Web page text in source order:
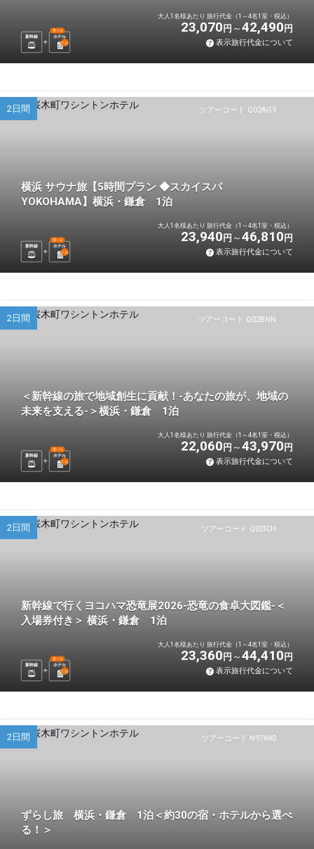
新幹線 ホテル
選べる
1 泊
大人1名様あたり 旅行代金（1～4名1室・税込）
23,070 円 42,490 円
表示旅行代金について
ツアーコード Q02AG9
2日間
横浜 サウナ旅【5時間プラン ◆スカイスパ
YOKOHAMA】横浜・鎌倉 1泊
新幹線 ホテル
選べる
1 泊
大人1名様あたり 旅行代金（1～4名1室・税込）
23,940 円 46,810 円
表示旅行代金について
ツアーコード Q02BNN
2日間
＜新幹線の旅で地域創生に貢献！-あなたの旅が、地域の
未来を支える-＞横浜・鎌倉 1泊
新幹線 ホテル
選べる
1 泊
大人1名様あたり 旅行代金（1～4名1室・税込）
22,060 円 43,970 円
表示旅行代金について
ツアーコード Q02ICH
2日間
新幹線で行くヨコハマ恐竜展2026-恐竜の食卓大図鑑-＜
入場券付き＞ 横浜・鎌倉 1泊
新幹線 ホテル
選べる
1 泊
大人1名様あたり 旅行代金（1～4名1室・税込）
23,360 円 44,410 円
表示旅行代金について
ツアーコード N97840
2日間
ずらし旅 横浜・鎌倉 1泊＜約30の宿・ホテルから選べ
る！＞